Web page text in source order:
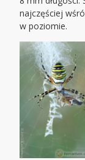
najczęściej
w poziomie.